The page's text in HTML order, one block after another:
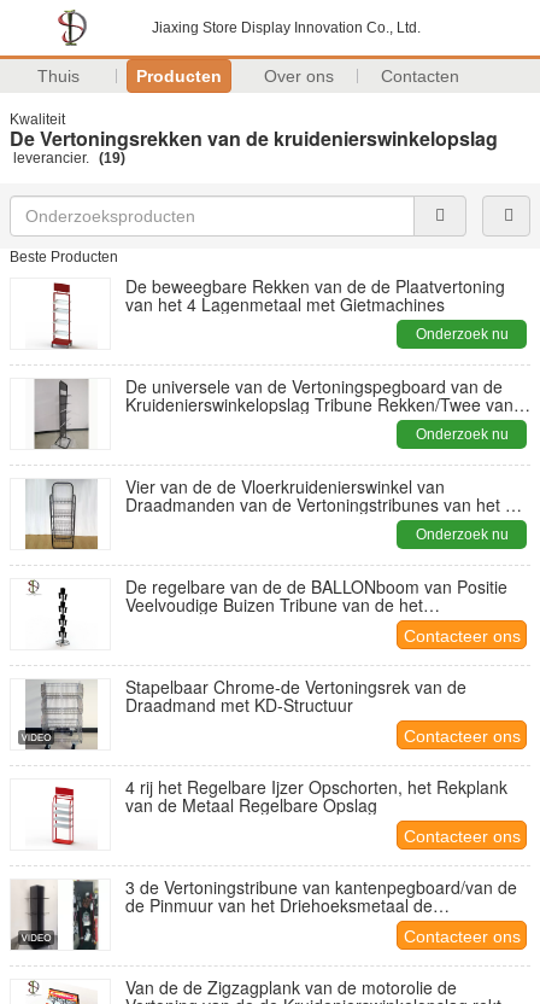
Jiaxing Store Display Innovation Co., Ltd.
Thuis Producten Over ons Contacten
Kwaliteit
De Vertoningsrekken van de kruidenierswinkelopslag
leverancier. (19)
Beste Producten
De beweegbare Rekken van de de Plaatvertoning
van het 4 Lagenmetaal met Gietmachines
Onderzoek nu
De universele van de Vertoningspegboard van de
Kruidenierswinkelopslag Tribune Rekken/Twee van
Onderzoek nu
Vier van de de Vloerkruidenierswinkel van
Draadmanden van de Vertoningstribunes van het de
Rijengemak Multirekken van de de Opslagvertoning
Onderzoek nu
De regelbare van de de BALLONboom van Positie
Veelvoudige Buizen Tribune van de het
Contacteer ons
Stapelbaar Chrome-de Vertoningsrek van de
Draadmand met KD-Structuur
Contacteer ons
4 rij het Regelbare Ijzer Opschorten, het Rekplank
van de Metaal Regelbare Opslag
Contacteer ons
3 de Vertoningstribune van kantenpegboard/van de
de Pinmuur van het Driehoeksmetaal de
Contacteer ons
Van de de Zigzagplank van de motorolie de